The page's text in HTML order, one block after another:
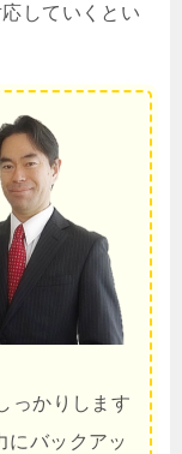
していくとい
っかりします
にバックアッ